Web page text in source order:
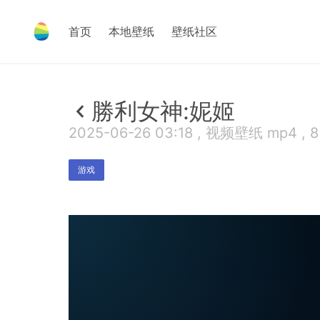
首页 本地壁纸 壁纸社区
勝利女神:妮姬
2025-06-26 03:18 , 视频壁纸 mp4 ,
游戏